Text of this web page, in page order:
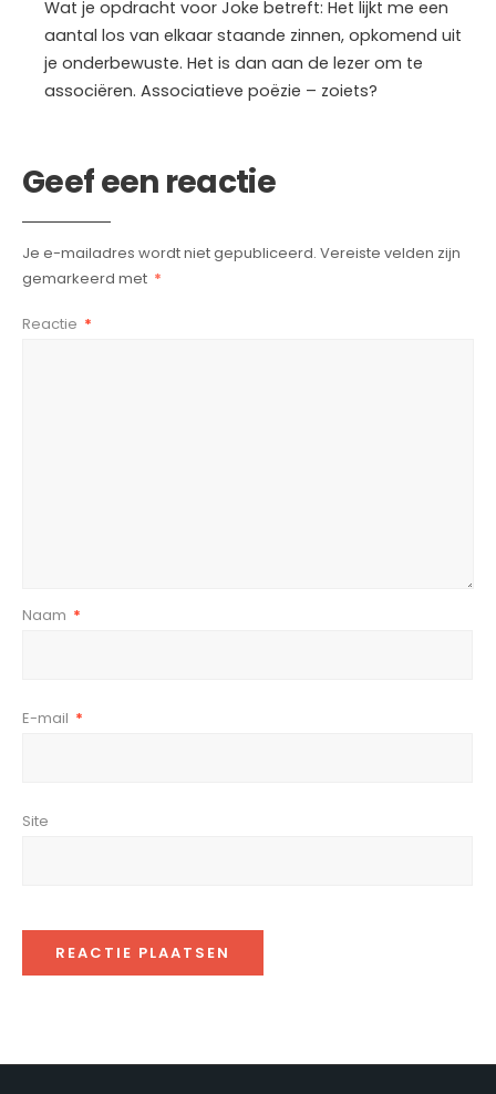
Wat je opdracht voor Joke betreft: Het lijkt me een
aantal los van elkaar staande zinnen, opkomend uit
je onderbewuste. Het is dan aan de lezer om te
associëren. Associatieve poëzie – zoiets?
Geef een reactie
Je e-mailadres wordt niet gepubliceerd. Vereiste velden zijn
gemarkeerd met *
Reactie *
Naam *
E-mail *
Site